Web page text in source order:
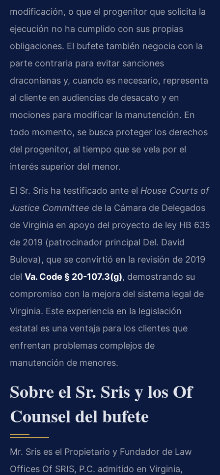
modificación, o que el progenitor que solicita la
ejecución no ha cumplido con sus propias
obligaciones. El bufete también negocia con la
parte contraria para evitar sanciones
draconianas y, cuando es necesario, representa
al cliente en audiencias de desacato y en
mociones para modificar la manutención. En
todo momento, se busca proteger los derechos
del progenitor, al tiempo que se vela por el
interés superior del menor.
El Sr. Sris ha testificado ante el House Courts of
Justice Committee de la Cámara de Delegados
de Virginia en apoyo del proyecto de ley HB 635
de 2019 (patrocinador principal Del. David
Bulova), que se convirtió en la revisión de 2019
del Va. Code § 20-107.3(g), demostrando su
compromiso con la mejora del sistema legal de
Virginia. Este experiencia en la legislación
estatal es una ventaja para los clientes que
enfrentan problemas complejos de
manutención de menores.
Sobre el Sr. Sris y los Of
Counsel del bufete
Mr. Sris es el Propietario y Fundador de Law
Offices Of SRIS, P.C. admitido en Virginia,